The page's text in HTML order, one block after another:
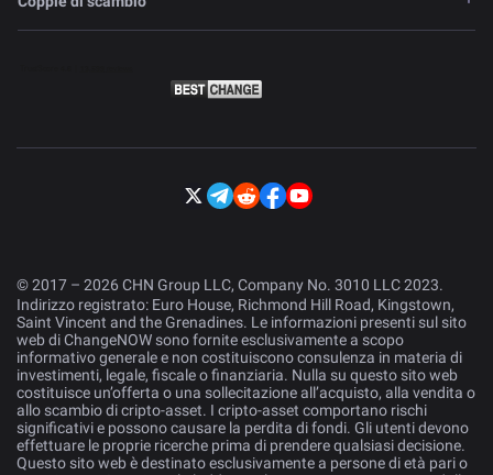
© 2017 – 2026 CHN Group LLC, Company No. 3010 LLC 2023.
Indirizzo registrato: Euro House, Richmond Hill Road, Kingstown,
Saint Vincent and the Grenadines. Le informazioni presenti sul sito
web di ChangeNOW sono fornite esclusivamente a scopo
informativo generale e non costituiscono consulenza in materia di
investimenti, legale, fiscale o finanziaria. Nulla su questo sito web
costituisce un’offerta o una sollecitazione all’acquisto, alla vendita o
allo scambio di cripto-asset. I cripto-asset comportano rischi
significativi e possono causare la perdita di fondi. Gli utenti devono
effettuare le proprie ricerche prima di prendere qualsiasi decisione.
Questo sito web è destinato esclusivamente a persone di età pari o